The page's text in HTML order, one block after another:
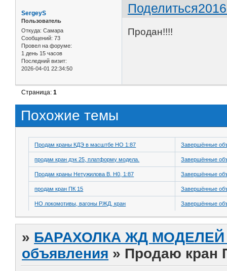
Поделиться
SergeyS
Пользователь
Откуда: Самара
Сообщений: 73
Провел на форуме:
1 день 15 часов
Последний визит:
2026-04-01 22:34:50
Продан!!!!
Страница:1
Похожие темы
Продам краны КДЭ в масштбе НО 1:87 Завершённые
продам кран дэк 25, платформу модела. Завершённые
Продам краны Нетужилова В. Н0, 1:87 Завершённые
продам кран ПК 15 Завершённые
НО локомотивы, вагоны РЖД, кран Завершённые
» БАРАХОЛКА ЖД МОДЕЛЕЙ
объявления » Продаю кран